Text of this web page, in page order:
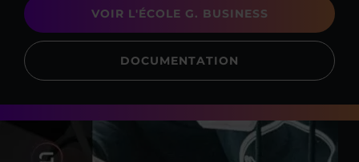
VOIR L'ÉCOLE G. BUSINESS
DOCUMENTATION